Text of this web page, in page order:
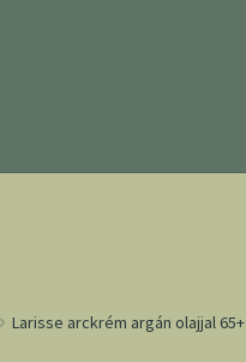
Larisse arckrém argán olajjal 65+